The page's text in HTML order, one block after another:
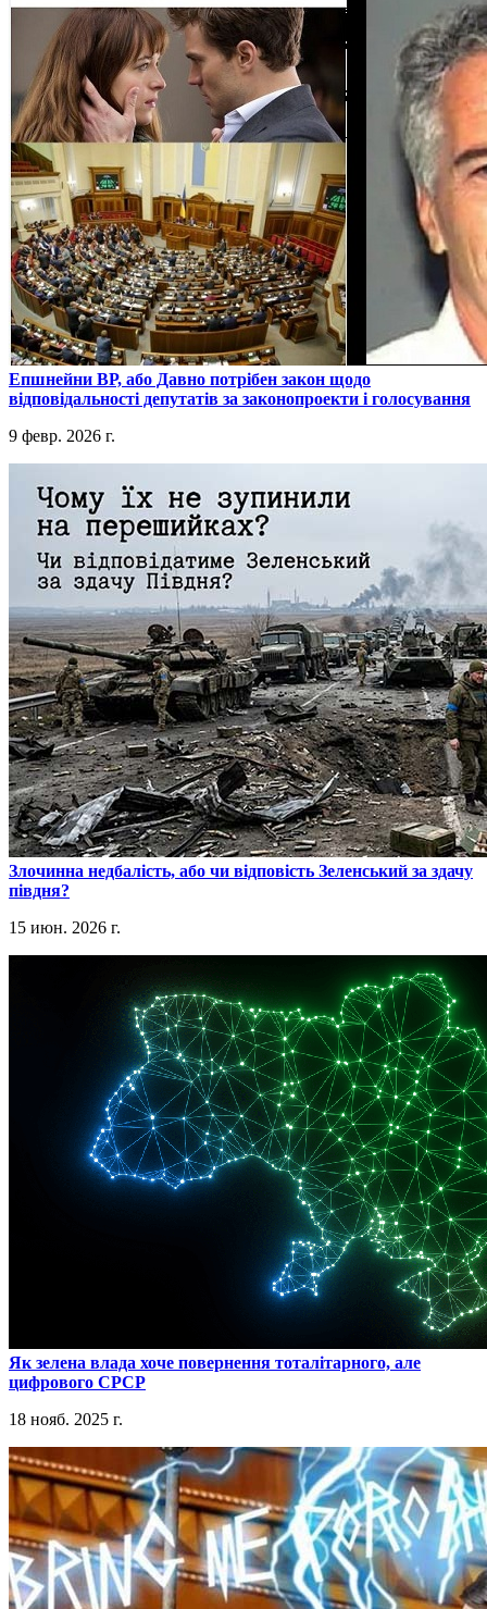
​Епшнейни ВР, або Давно потрібен закон щодо
відповідальності депутатів за законопроекти і голосування
9 февр. 2026 г.
​Злочинна недбалість, або чи відповість Зеленський за здачу
півдня?
15 июн. 2026 г.
​Як зелена влада хоче повернення тоталітарного, але
цифрового СРСР
18 нояб. 2025 г.